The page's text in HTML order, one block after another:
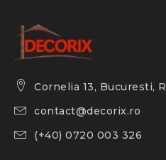
Cornelia 13, Bucuresti,
contact@decorix.ro
(+40) 0720 003 326